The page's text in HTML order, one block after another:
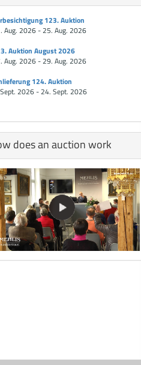
123. Auktion
Aug. 2026 - 25. Aug. 2026
Auktion August 2026
Aug. 2026 - 29. Aug. 2026
124. Auktion
2026 - 24. Sept. 2026
does an auction work